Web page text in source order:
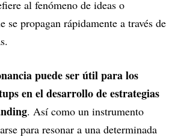
al fenómeno de ideas o
se propagan rápidamente a través de
puede ser útil para los
en el desarrollo de estrategias
. Así como un instrumento
para resonar a una determinada